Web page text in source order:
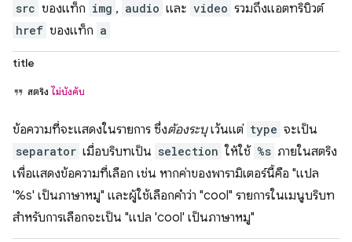
src ของแท็ก img , audio และ video รวมถึงแอตทริบิวต์
href ของแท็ก a
title
สตริง ไม่บังคับ
ข้อความที่จะแสดงในรายการ ซึ่งต้องระบุเว้นแต่ type จะเป็น
separator เมื่อบริบทเป็น selection ให้ใช้ %s ภายในสตริง
เพื่อแสดงข้อความที่เลือก เช่น หากค่าของพารามิเตอร์นี้คือ "แปล
'%s' เป็นภาษาหมู" และผู้ใช้เลือกคำว่า "cool" รายการในเมนูบริบท
สำหรับการเลือกจะเป็น "แปล 'cool' เป็นภาษาหมู"